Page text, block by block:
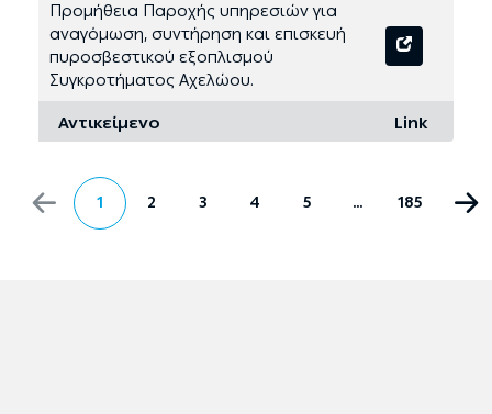
Αντικείμενο Link
Προμήθεια Παροχής υπηρεσιών για
αναγόμωση, συντήρηση και επισκευή
πυροσβεστικού εξοπλισμού
Συγκροτήματος Αχελώου.
1 2 3 4 5 … 185